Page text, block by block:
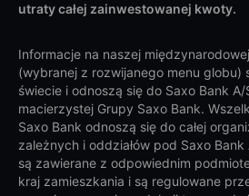
utraty całej zainwestowanej kwoty.
Informacje na naszej
(wybranej z rozwijanego menu globu)
świecie i odnoszą się do Saxo Bank A/
macierzystej Grupy Saxo Bank.
Saxo Bank odnoszą się do całej
zależnych i oddziałów pod Saxo
są zawierane z odpowiednim
kraj zamieszkania i są regulowane